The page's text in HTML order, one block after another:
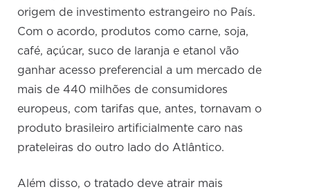
origem de investimento estrangeiro no País.
Com o acordo, produtos como carne, soja,
café, açúcar, suco de laranja e etanol vão
ganhar acesso preferencial a um mercado de
mais de 440 milhões de consumidores
europeus, com tarifas que, antes, tornavam o
produto brasileiro artificialmente caro nas
prateleiras do outro lado do Atlântico.
Além disso, o tratado deve atrair mais